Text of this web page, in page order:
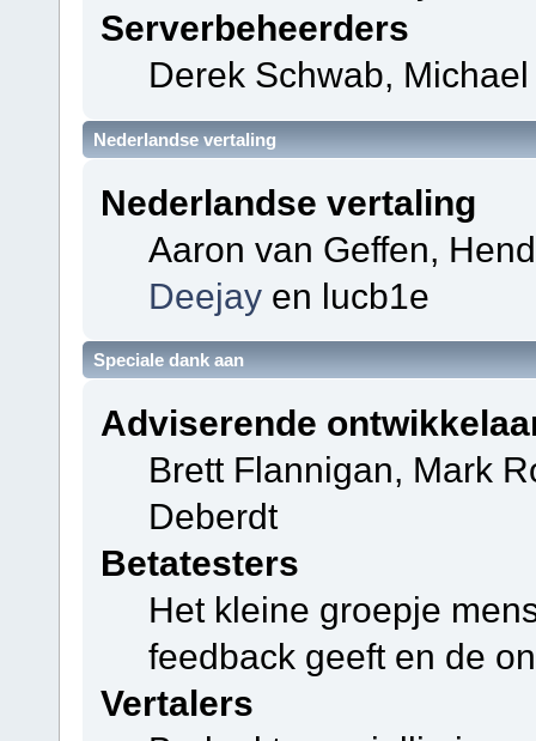
Serverbeheerders
Derek Schwab,
Nederlandse vertaling
Nederlandse vertaling
Aaron van Geffen,
Deejayen lucb1e
Speciale dank aan
Adviserende
Brett Flannigan, Mark
Deberdt
Betatesters
Het kleine groepje
feedback geeft en de
Vertalers